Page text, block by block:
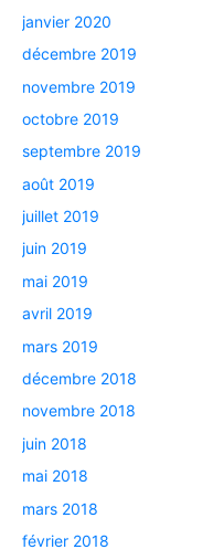
janvier 2020
décembre 2019
novembre 2019
octobre 2019
septembre 2019
août 2019
juillet 2019
juin 2019
mai 2019
avril 2019
mars 2019
décembre 2018
novembre 2018
juin 2018
mai 2018
mars 2018
février 2018